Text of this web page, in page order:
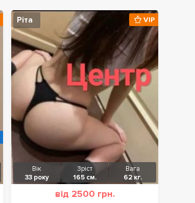
Ріта
Вік
33 року
Зріст
165 см.
Вага
62 кг.
від 2500 грн.
VIP